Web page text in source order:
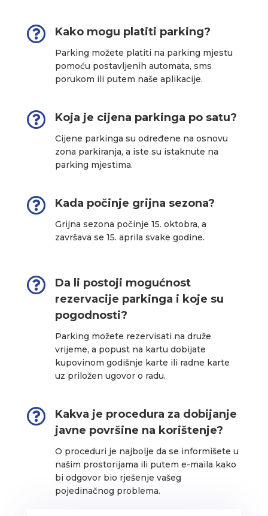
 Kako mogu platiti parking?
Parking možete platiti na parking mjestu
pomoću postavljenih automata, sms
porukom ili putem naše aplikacije.
 Koja je cijena parkinga po satu?
Cijene parkinga su određene na osnovu
zona parkiranja, a iste su istaknute na
parking mjestima.
 Kada počinje grijna sezona?
Grijna sezona počinje 15. oktobra, a
završava se 15. aprila svake godine.

Da li postoji mogućnost
rezervacije parkinga i koje su
pogodnosti?
Parking možete rezervisati na druže
vrijeme, a popust na kartu dobijate
kupovinom godišnje karte ili radne karte
uz priložen ugovor o radu.

Kakva je procedura za dobijanje
javne površine na korištenje?
O proceduri je najbolje da se informišete u
našim prostorijama ili putem e-maila kako
bi odgovor bio rješenje vašeg
pojedinačnog problema.